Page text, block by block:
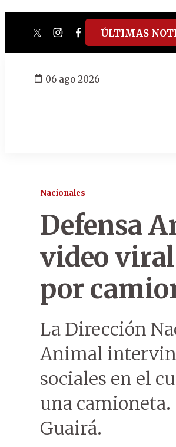
twitterinstagram
facebook
tiktokyoutube
spotify
ÚLTIMAS
06 ago 2026
Nacionales
Defensa
video
por
La Dirección
Animal
sociales en el
una
Guairá.